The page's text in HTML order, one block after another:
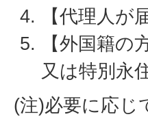
【代理人
【外国籍
又は特別永
(注)必要に応じ